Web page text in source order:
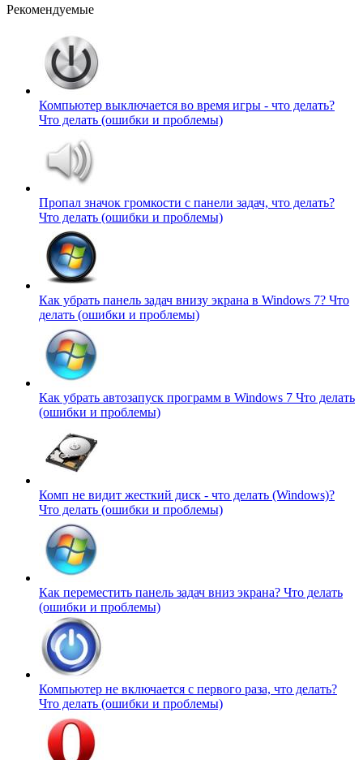
Рекомендуемые
Компьютер выключается во время игры - что делать?
Что делать (ошибки и проблемы)
Пропал значок громкости с панели задач, что делать?
Что делать (ошибки и проблемы)
Как убрать панель задач внизу экрана в Windows 7? Что
делать (ошибки и проблемы)
Как убрать автозапуск программ в Windows 7 Что делать
(ошибки и проблемы)
Комп не видит жесткий диск - что делать (Windows)?
Что делать (ошибки и проблемы)
Как переместить панель задач вниз экрана? Что делать
(ошибки и проблемы)
Компьютер не включается с первого раза, что делать?
Что делать (ошибки и проблемы)